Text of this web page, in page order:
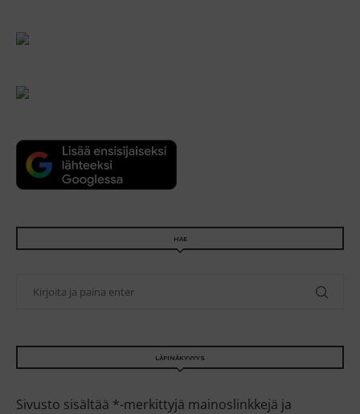
HAE
LÄPINÄKYVYYS
Sivusto sisältää *-merkittyjä mainoslinkkejä ja